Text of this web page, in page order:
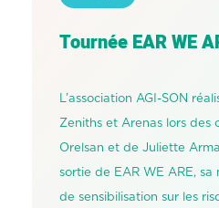
Tournée EAR WE
L’association AGI-SON
Zeniths et Arenas lors des
Orelsan et de Juliette
sortie de EAR WE ARE,
de sensibilisation sur les